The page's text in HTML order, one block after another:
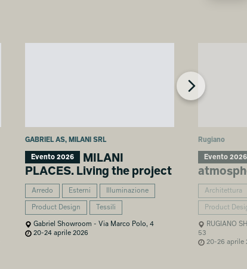
GABRIEL AS, MILANI SRL
Evento 2026
MILANI
PLACES. Living the project
Arredo Esterni Illuminazione
Product Design Tessili
Gabriel Showroom - Via Marco Polo, 4
20-24 aprile 2026
Rugiano
Evento 2026
Architettura
Product
RUGIANO
53
20-26 aprile